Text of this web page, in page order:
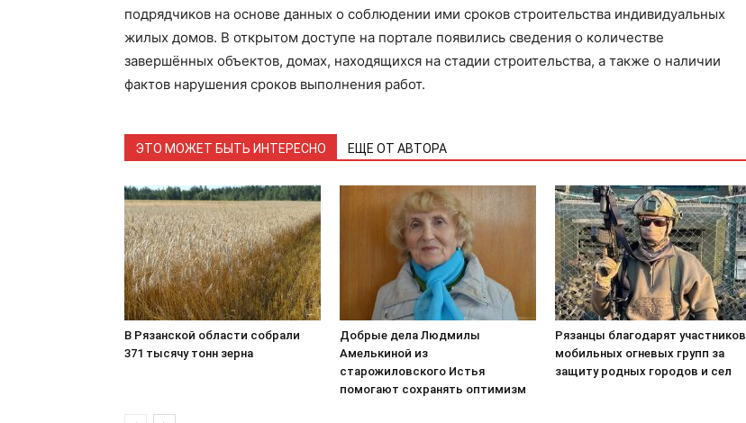
подрядчиков на основе данных о соблюдении ими сроков строительства индивидуальных
жилых домов. В открытом доступе на портале появились сведения о количестве
завершённых объектов, домах, находящихся на стадии строительства, а также о наличии
фактов нарушения сроков выполнения работ.
ЭТО МОЖЕТ БЫТЬ ИНТЕРЕСНО ЕЩЕ ОТ АВТОРА
В Рязанской области собрали
371 тысячу тонн зерна
Добрые дела Людмилы
Амелькиной из
старожиловского Истья
помогают сохранять оптимизм
Рязанцы благодарят участников
мобильных огневых групп за
защиту родных городов и сел